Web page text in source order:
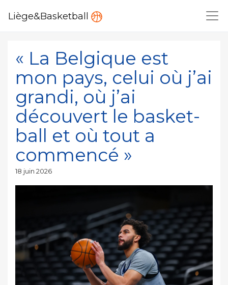
Liège&Basketball
« La Belgique est
mon pays, celui où j’ai
grandi, où j’ai
découvert le basket-
ball et où tout a
commencé »
Publié
18 juin 2026